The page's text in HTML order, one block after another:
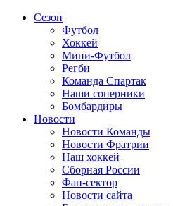
Сезон
Футбол
Хоккей
Мини-Футбол
Регби
Команда Спартак
Наши соперники
Бомбардиры
Новости
Новости Команды
Новости Фратрии
Наш хоккей
Сборная России
Фан-cектор
Новости сайта